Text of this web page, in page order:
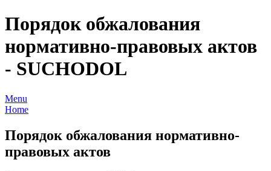
Порядок обжалования
нормативно-правовых актов
- SUCHODOL
Menu
Home
Порядок обжалования нормативно-
правовых актов